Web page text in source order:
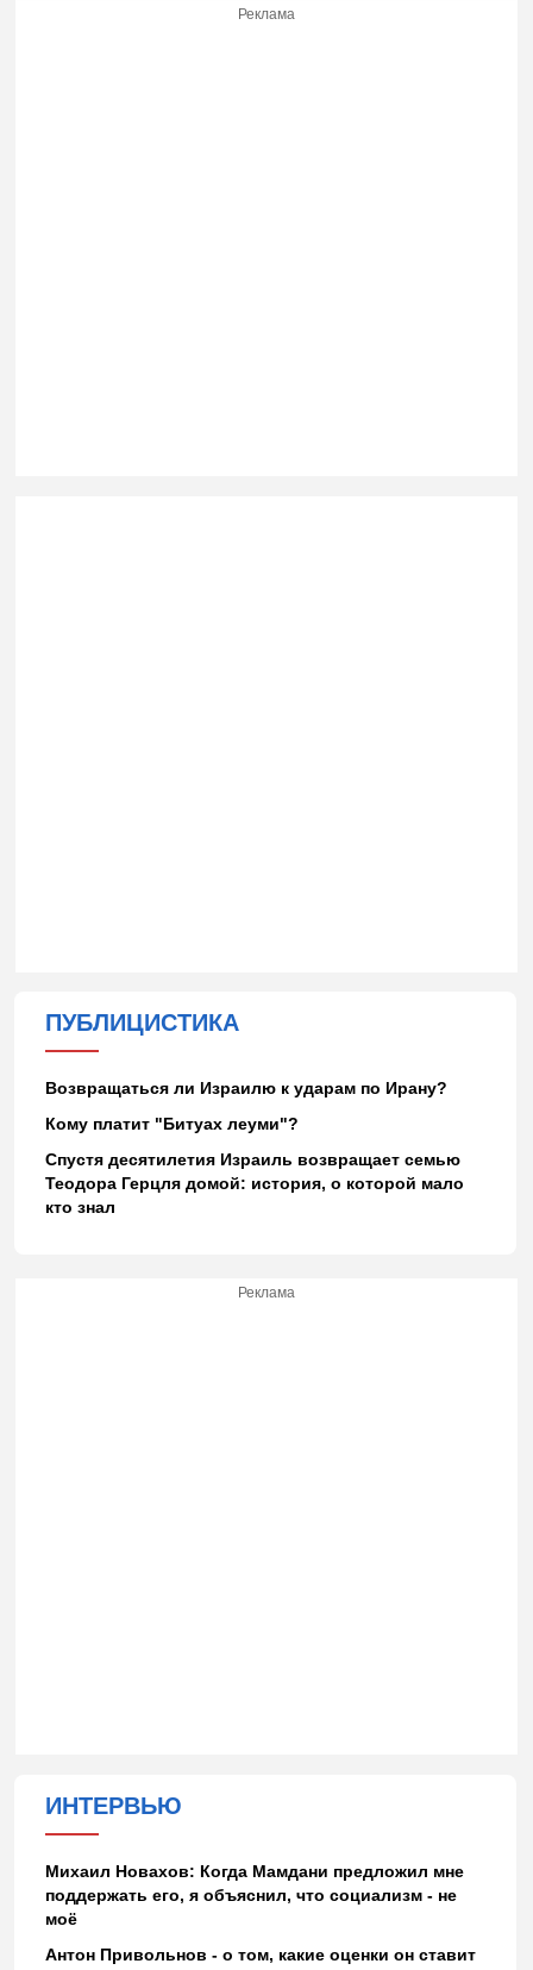
Реклама
ПУБЛИЦИСТИКА
Возвращаться ли Израилю к ударам по Ирану?
Кому платит "Битуах леуми"?
Спустя десятилетия Израиль возвращает семью
Теодора Герцля домой: история, о которой мало
кто знал
Реклама
ИНТЕРВЬЮ
Михаил Новахов: Когда Мамдани предложил мне
поддержать его, я объяснил, что социализм - не
моё
Антон Привольнов - о том, какие оценки он ставит